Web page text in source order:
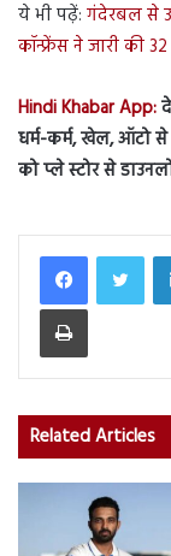
ये भी पढ़ें: गंदेरबल से
कॉन्फ्रेंस ने जारी की
Hindi Khabar App:
धर्म-कर्म, खेल, ऑटो
को प्ले स्टोर से
Print
Related Articles